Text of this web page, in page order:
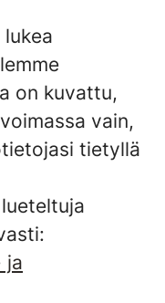
on kuvattu,
vain,
tietyllä
ja